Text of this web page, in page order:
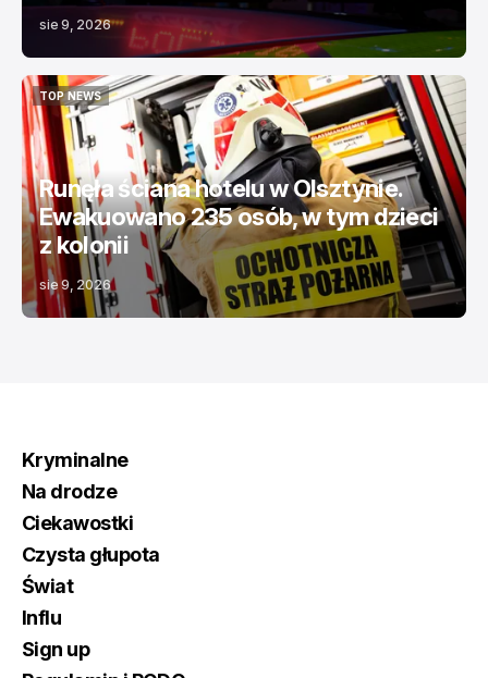
sie 9, 2026
TOP NEWS
TOP NEWS
Runęła ściana hotelu w Olsztynie.
Ewakuowano 235 osób, w tym dzieci
z kolonii
sie 9, 2026
Kryminalne
Na drodze
Ciekawostki
Czysta głupota
Świat
Influ
Sign up